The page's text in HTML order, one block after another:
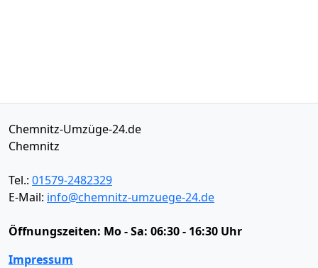
Chemnitz-Umzüge-24.de
Chemnitz
Tel.: 01579-2482329
E-Mail: info@chemnitz-umzuege-24.de
Öffnungszeiten: Mo - Sa: 06:30 - 16:30 Uhr
Impressum